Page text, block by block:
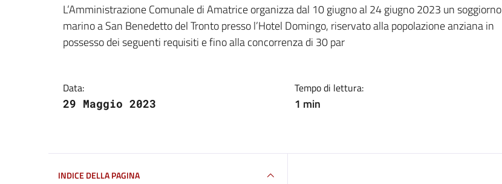
Dettagli della notizia
L’Amministrazione Comunale di Amatrice organizza dal 10 giugno al 24 giugno 2023 un soggiorno
marino a San Benedetto del Tronto presso l’Hotel Domingo, riservato alla popolazione anziana in
possesso dei seguenti requisiti e fino alla concorrenza di 30 par
Data:
29 Maggio 2023
Tempo di lettura:
1 min
INDICE DELLA PAGINA